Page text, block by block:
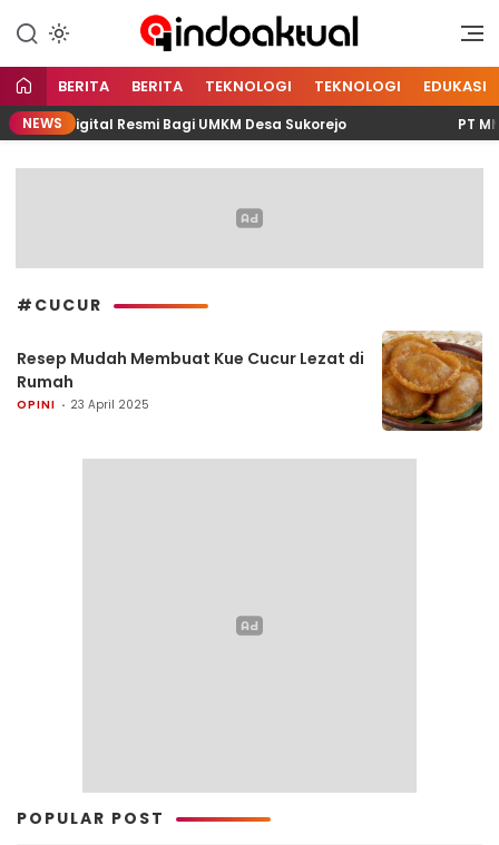
Indoaktual
Indonesia Aktual
BERITA BERITA TEKNOLOGI TEKNOLOGI EDUKASI
NEWSDigital Resmi Bagi UMKM Desa Sukorejo PT
#CUCUR
Resep Mudah Membuat Kue Cucur Lezat di
Rumah
OPINI 23 April 2025
POPULAR POST